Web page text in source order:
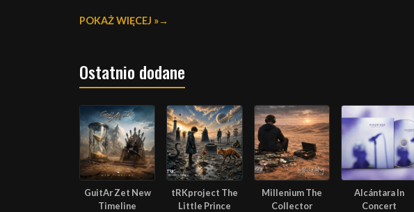
POKAŻ WIĘCEJ »
Ostatnio dodane
GuitAr Zet New
Timeline
tRKproject The
Little Prince
Millenium The
Collector
Alcántara In
Concert